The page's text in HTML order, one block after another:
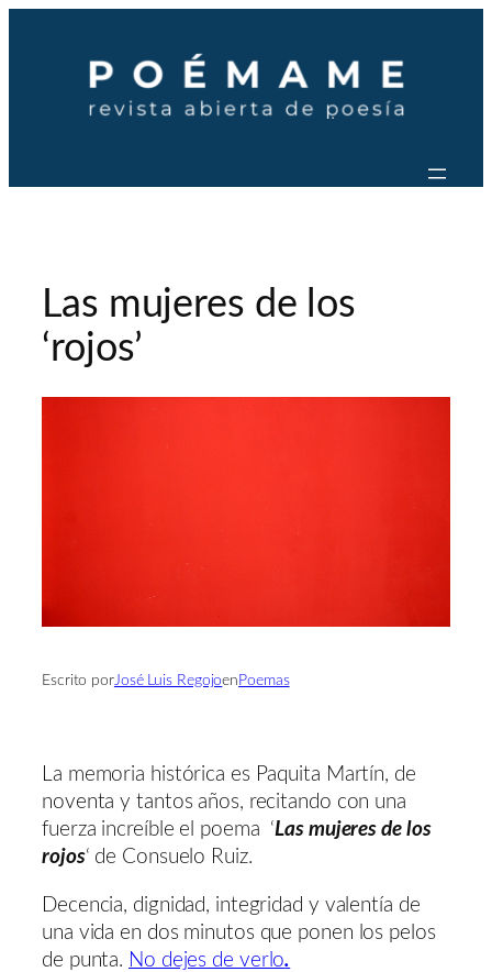
contenido
Las mujeres de los
‘rojos’
Escrito porJosé Luis Regojoen Poemas
La memoria histórica es Paquita Martín, de
noventa y tantos años, recitando con una
fuerza increíble el poema ‘Las mujeres de los
rojos‘ de Consuelo Ruiz.
Decencia, dignidad, integridad y valentía de
una vida en dos minutos que ponen los pelos
de punta. No dejes de verlo.